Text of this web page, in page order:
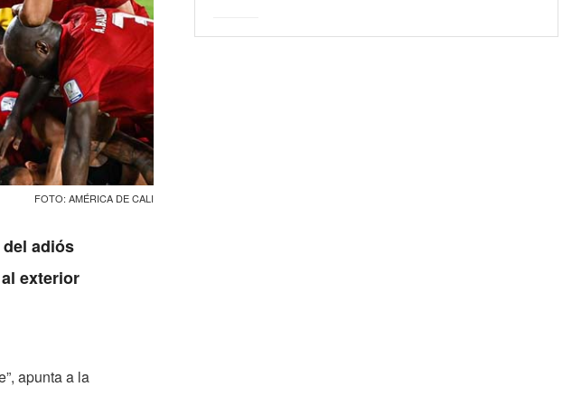
FOTO: AMÉRICA DE CALI
adiós
exterior
apunta a la